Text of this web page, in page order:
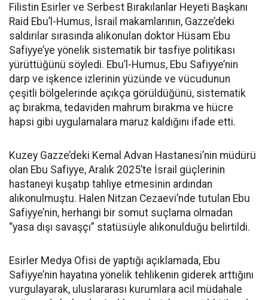
Filistin Esirler ve Serbest Bırakılanlar Heyeti Başkanı
Raid Ebu’l-Humus, İsrail makamlarının, Gazze’deki
saldırılar sırasında alıkonulan doktor Hüsam Ebu
Safiyye’ye yönelik sistematik bir tasfiye politikası
yürüttüğünü söyledi. Ebu’l-Humus, Ebu Safiyye’nin
darp ve işkence izlerinin yüzünde ve vücudunun
çeşitli bölgelerinde açıkça görüldüğünü, sistematik
aç bırakma, tedaviden mahrum bırakma ve hücre
hapsi gibi uygulamalara maruz kaldığını ifade etti.
Kuzey Gazze’deki Kemal Advan Hastanesi’nin müdürü
olan Ebu Safiyye, Aralık 2025’te İsrail güçlerinin
hastaneyi kuşatıp tahliye etmesinin ardından
alıkonulmuştu. Halen Nitzan Cezaevi’nde tutulan Ebu
Safiyye’nin, herhangi bir somut suçlama olmadan
“yasa dışı savaşçı” statüsüyle alıkonulduğu belirtildi.
Esirler Medya Ofisi de yaptığı açıklamada, Ebu
Safiyye’nin hayatına yönelik tehlikenin giderek arttığını
vurgulayarak, uluslararası kurumlara acil müdahale